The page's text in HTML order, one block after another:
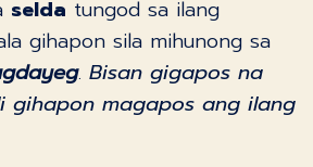
selda tungod sa ilang
gihapon sila mihunong sa
.Bisan gigapos na
gihapon magapos ang ilang